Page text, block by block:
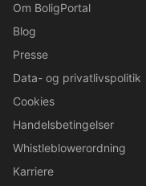
Om BoligPortal
Blog
Presse
Data- og privatlivspolitik
Cookies
Handelsbetingelser
Whistleblowerordning
Karriere